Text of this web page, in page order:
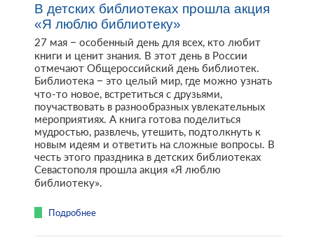
В детских библиотеках прошла акция
«Я люблю библиотеку»
27 мая – особенный день для всех, кто любит
книги и ценит знания. В этот день в России
отмечают Общероссийский день библиотек.
Библиотека – это целый мир, где можно узнать
что-то новое, встретиться с друзьями,
поучаствовать в разнообразных увлекательных
мероприятиях. А книга готова поделиться
мудростью, развлечь, утешить, подтолкнуть к
новым идеям и ответить на сложные вопросы. В
честь этого праздника в детских библиотеках
Севастополя прошла акция «Я люблю
библиотеку».
Подробнее